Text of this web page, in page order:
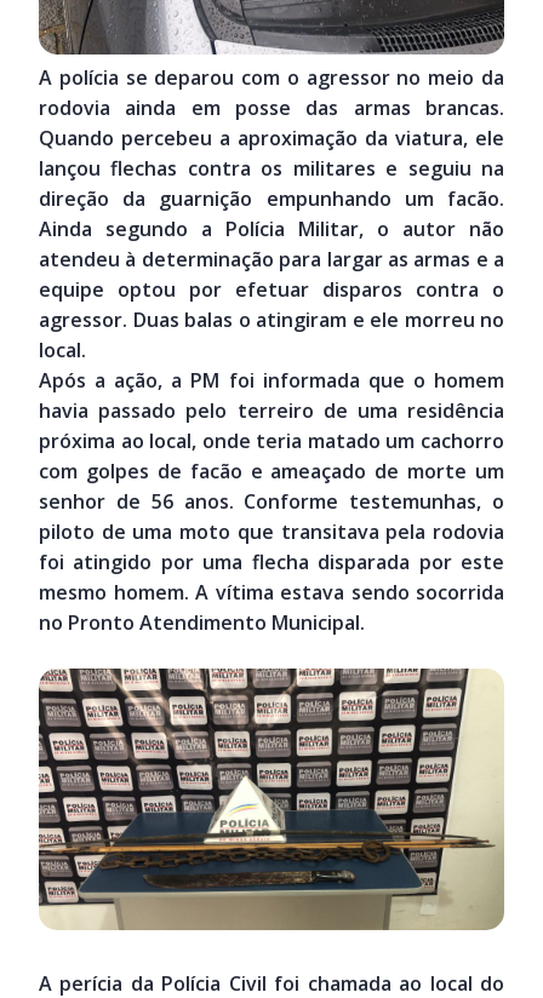
A polícia se deparou com o agressor no meio da
rodovia ainda em posse das armas brancas.
Quando percebeu a aproximação da viatura, ele
lançou flechas contra os militares e seguiu na
direção da guarnição empunhando um facão.
Ainda segundo a Polícia Militar, o autor não
atendeu à determinação para largar as armas e a
equipe optou por efetuar disparos contra o
agressor. Duas balas o atingiram e ele morreu no
local.
Após a ação, a PM foi informada que o homem
havia passado pelo terreiro de uma residência
próxima ao local, onde teria matado um cachorro
com golpes de facão e ameaçado de morte um
senhor de 56 anos. Conforme testemunhas, o
piloto de uma moto que transitava pela rodovia
foi atingido por uma flecha disparada por este
mesmo homem. A vítima estava sendo socorrida
no Pronto Atendimento Municipal.
A perícia da Polícia Civil foi chamada ao local do